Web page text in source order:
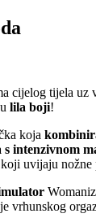
cijelog tijela uz
lila boji!
koja
intenzivnom
uvijaju nožne
vrhunskog